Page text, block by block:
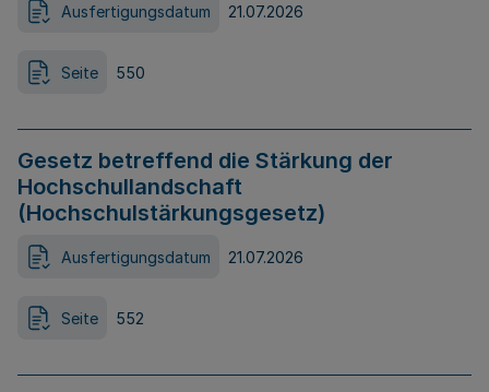
Ausfertigungsdatum 21.07.2026
Seite 550
Gesetz betreffend die Stärkung der
Hochschullandschaft
(Hochschulstärkungsgesetz)
Ausfertigungsdatum 21.07.2026
Seite 552